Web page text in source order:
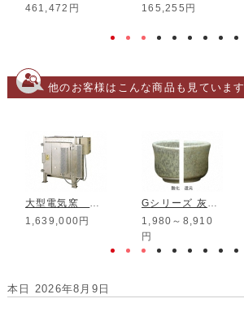
461,472円
165,255円
他のお客様はこんな商品も見ています
大型電気窯 RT-10FE-SH RF
1,639,000円
Gシリーズ 灰黄緑結晶釉
1,980～8,910
円
本日 2026年8月9日